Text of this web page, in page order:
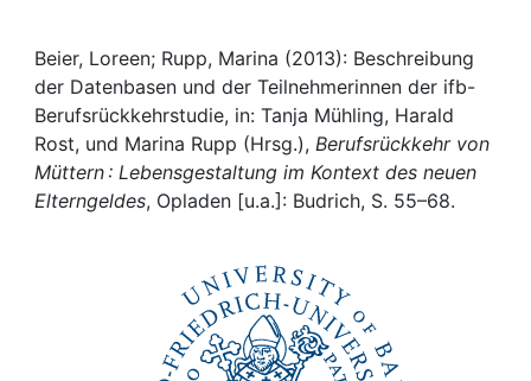
Awards
My FIS
Help
Beier, Loreen; Rupp, Marina (2013): Beschreibung
der Datenbasen und der Teilnehmerinnen der ifb-
Berufsrückkehrstudie, in: Tanja Mühling, Harald
Rost, und Marina Rupp (Hrsg.), Berufsrückkehr von
Müttern : Lebensgestaltung im Kontext des neuen
Elterngeldes, Opladen [u.a.]: Budrich, S. 55–68.